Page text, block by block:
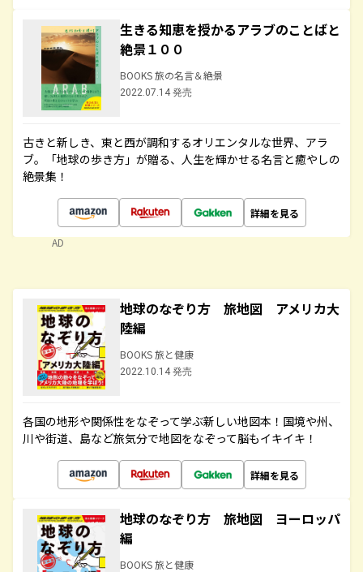
生きる知恵を授かるアラブのことばと
絶景１００
BOOKS 旅の名言＆絶景
2022.07.14 発売
古きと新しき、東と西が調和するオリエンタルな世界、アラ
ブ。「地球の歩き方」が贈る、人生を輝かせる名言と癒やしの
絶景集！
詳細を見る
AD
地球のなぞり方 旅地図 アメリカ大
陸編
BOOKS 旅と健康
2022.10.14 発売
各国の地形や関係性をなぞって学ぶ新しい地図本！国境や州、
川や街道、島など旅気分で地図をなぞって脳もイキイキ！
詳細を見る
地球のなぞり方 旅地図 ヨーロッパ
編
BOOKS 旅と健康